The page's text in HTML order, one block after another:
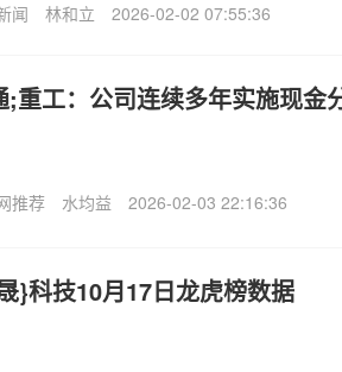
闻 林和立 2026-02-02 07:55:36
;重工：公司连续多年实施现金
推荐 水均益 2026-02-03 22:16:36
}科技10月17日龙虎榜数据